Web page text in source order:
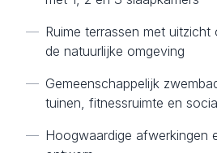
— Ruime terrassen met
de natuurlijke omgeving
— Gemeenschappelijk
tuinen, fitnessruimte en
— Hoogwaardige afwerkingen